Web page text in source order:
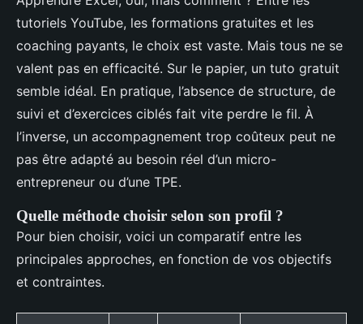
tutoriels YouTube, les formations gratuites et les
coaching payants, le choix est vaste. Mais tous ne se
valent pas en efficacité. Sur le papier, un tuto gratuit
semble idéal. En pratique, l’absence de structure, de
suivi et d’exercices ciblés fait vite perdre le fil. À
l’inverse, un accompagnement trop coûteux peut ne
pas être adapté au besoin réel d’un micro-
entrepreneur ou d’une TPE.
Quelle méthode choisir selon son profil ?
Pour bien choisir, voici un comparatif entre les
principales approches, en fonction de vos objectifs
et contraintes.